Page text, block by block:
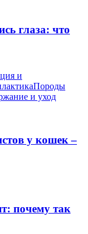
глаза: что
и
Породы
и уход
у кошек –
почему так